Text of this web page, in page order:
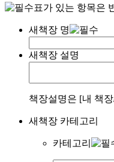
표가 있는 항목은
새책장 명
새책장 설명
책장설명은 [내 책
새책장 카테고리
카테고리